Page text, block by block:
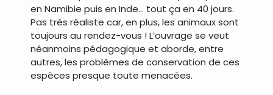
en Namibie puis en Inde… tout ça en 40 jours.
Pas très réaliste car, en plus, les animaux sont
toujours au rendez-vous ! L’ouvrage se veut
néanmoins pédagogique et aborde, entre
autres, les problèmes de conservation de ces
espèces presque toute menacées.